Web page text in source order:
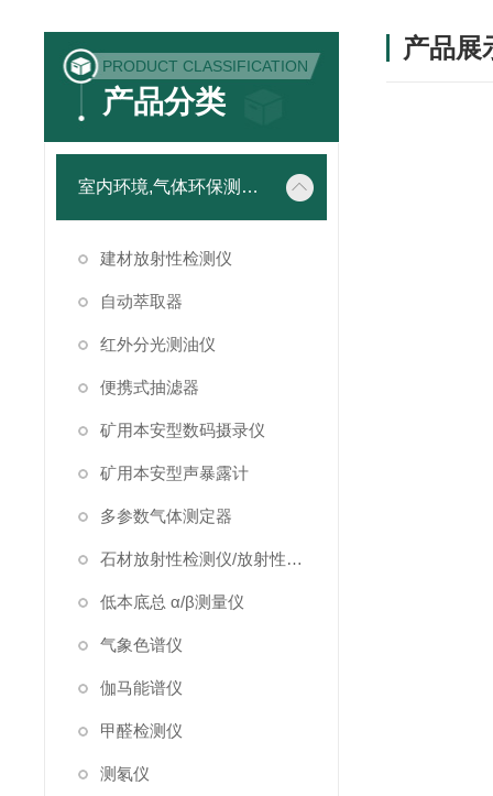
PRODUCT CLASSIFICATION
产品分类
室内环境,气体环保测试仪器
建材放射性检测仪
自动萃取器
红外分光测油仪
便携式抽滤器
矿用本安型数码摄录仪
矿用本安型声暴露计
多参数气体测定器
石材放射性检测仪/放射性检测仪
低本底总 α/β测量仪
气象色谱仪
伽马能谱仪
甲醛检测仪
测氡仪
产品展